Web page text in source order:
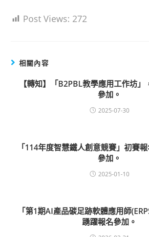
Post Views: 272
相關內容
【轉知】「B2PBL教學應用工作坊
參加。
2025-07-30
「114年度智慧鐵人創意競賽」初賽
參加。
2025-01-10
「第1期AI產品碳足跡軟體應用師
踴躍報名參加。